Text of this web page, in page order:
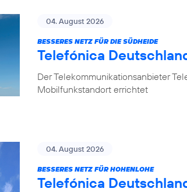
04. August 2026
BESSERES NETZ FÜR DIE SÜDHEIDE
Telefónica
Der Telekommunikationsanbieter
Mobilfunkstandort errichtet
04. August 2026
BESSERES NETZ FÜR HOHENLOHE
Telefónica